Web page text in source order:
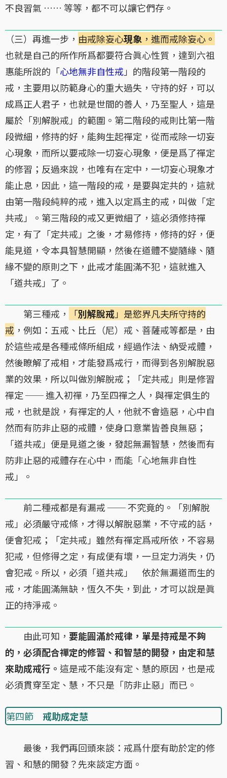
不良習氣 …… 等等，都不可以讓它們存。
（三）再進一步， 由戒除妄心現象 ，進而戒除妄心。
也就是自己的所作所爲都要符合眞心性質，達到六祖
惠能所說的「心地無非自性戒 」的階段第一階段的
戒，主要用以防範身心的重大過失，守持的好，可以
成爲正人君子，也就是世間的善人，乃至聖人，這是
屬於「別解脫戒」的範圍。第二階段的戒則比第一階
段微細，修持的好，能夠生起禪定，從而戒除一切妄
心現象，而所以要戒除一切妄心現象，便是爲了禪定
的修習；反過來說，也唯有在定中，一切妄心現象才
能止息，因此，這一階段的戒，是要與定共的，這就
由第一階段純粹的戒，進入以定爲主的戒，叫做「定
共戒」。第三階段的戒又更微細了，這必須修持禪
定，有了「定共戒」之後，才易修持，修持的好，便
能見道，令本具智慧開顯，然後在道體不變隨緣、隨
緣不變的原則之下，此戒才能圓滿不犯，這就進入
「道共戒」了。
第三種戒， 「別解脫戒」是慾界凡夫所守持的
戒 ，例如：五戒、比丘（尼）戒、菩薩戒等都是，由
於這些戒是各種戒條所組成，經過作法、納受戒體，
然後瞭解了戒相，才能發爲戒行，而得到各別解脫惡
業的效果，所以叫做別解脫戒；「定共戒」則是修習
禪定 ── 進入初禪，乃至四禪之人，與禪定俱生的
戒，也就是說，有禪定的人，他就不會造惡，心中自
然而有防非止惡的戒體，使身口意業皆善良無惡；
「道共戒」便是見道之後，發起無漏智慧，然後而有
防非止惡的戒體存在心中，而能「心地無非自性
戒」。
前二種戒都是有漏戒 ── 不究竟的。「別解脫
戒」必須嚴守戒條，才得以解脫惡業，不守戒的話，
便會犯戒；「定共戒」雖然有禪定爲戒所依，不容易
犯戒，但修得之定，有成便有壞，一旦定力消失，仍
會犯戒。所以，必須「道共戒」 依於無漏道而生的
戒，才能圓滿無缺，恆久不失，到此，才可以說是眞
正的持淨戒。
由此可知， 要能圓滿於戒律，單是持戒是不夠
的，必須配合禪定的修習、和智慧的開發，由定和慧
來助成戒行。 這是戒不能沒有定、慧的原因，也是戒
必須貫穿至定、慧，不只是「防非止惡」而已。
第四節 戒助成定慧
最後，我們再回頭來談：戒爲什麼有助於定的修
習、和慧的開發？先來談定方面。